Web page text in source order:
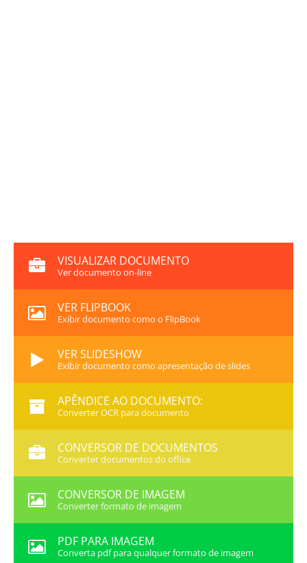
VISUALIZAR DOCUMENTO
Ver documento on-line
VER FLIPBOOK
Exibir documento como o FlipBook
VER SLIDESHOW
Exibir documento como apresentação de slides
APÊNDICE AO DOCUMENTO:
Converter OCR para documento
CONVERSOR DE DOCUMENTOS
Converter documentos do office
CONVERSOR DE IMAGEM
Converter formato de imagem
PDF PARA IMAGEM
Converta pdf para qualquer formato de imagem